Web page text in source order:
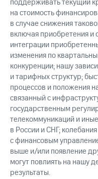
поддерживать текущий
на стоимость
в случае снижения
включая приобретения и
интеграции
изменения по
конкуренции; нашу
и тарифных структур;
процессов и положения
связанный с
государственным
телекоммуникаций и
в России и СНГ;
с финансовым
выше и/или появление
могут повлиять на нашу
результаты.